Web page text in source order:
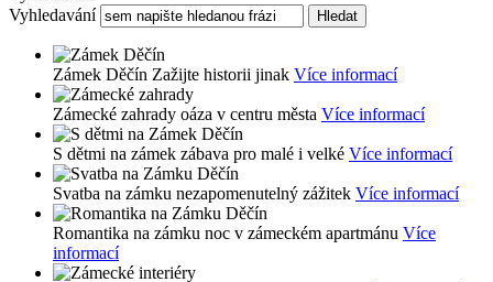
Vyhledavání
Hledat
Zámek Děčín Zažijte historii jinak Více informací
Zámecké zahrady oáza v centru města Více informací
S dětmi na zámek zábava pro malé i velké Více informací
Svatba na zámku nezapomenutelný zážitek Více informací
Romantika na zámku noc v zámeckém apartmánu Více
informací